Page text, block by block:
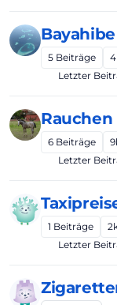
Bayahibe
5 Beiträge
Letzter
6 Beiträge
Letzter
1 Beiträge
Letzter